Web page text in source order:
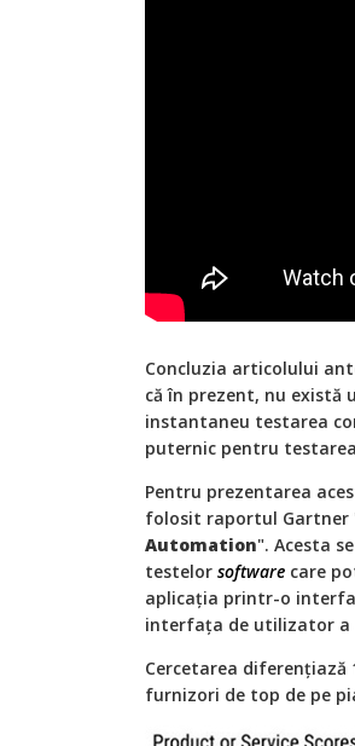
Concluzia articolului
că în prezent, nu există
instantaneu testarea
puternic pentru
Pentru prezentarea
folosit raportul Gartner
Automation". Acesta
testelor software care
aplicația printr-o
interfața de utilizator a
Cercetarea
furnizori de top de pe